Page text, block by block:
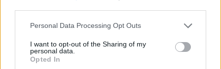
Personal Data Processing Opt Outs
I want to opt-out of the Sharing of my
personal data.
Opted In
Add to wishlist